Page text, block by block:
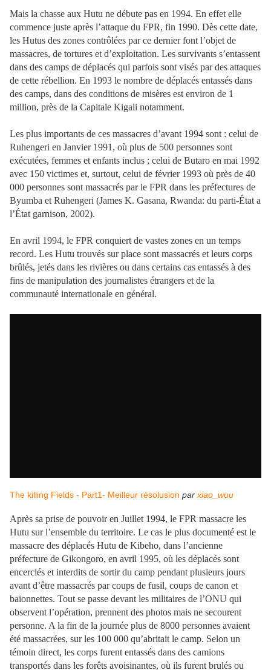
Mais la chasse aux Hutu ne débute pas en 1994. En effet elle
commence juste après l’attaque du FPR, fin 1990. Dès cette date,
les Hutus des zones contrôlées par ce dernier font l’objet de
massacres, de tortures et d’exploitation. Les survivants s’entassent
dans des camps de déplacés qui parfois sont visés par des attaques
de cette rébellion. En 1993 le nombre de déplacés entassés dans
des camps, dans des conditions de misères est environ de 1
million, près de la Capitale Kigali notamment.
Les plus importants de ces massacres d’avant 1994 sont : celui de
Ruhengeri en Janvier 1991, où plus de 500 personnes sont
exécutées, femmes et enfants inclus ; celui de Butaro en mai 1992
avec 150 victimes et, surtout, celui de février 1993 où près de 40
000 personnes sont massacrés par le FPR dans les préfectures de
Byumba et Ruhengeri (James K. Gasana, Rwanda: du parti-État a
l’État garnison, 2002).
En avril 1994, le FPR conquiert de vastes zones en un temps
record. Les Hutu trouvés sur place sont massacrés et leurs corps
brûlés, jetés dans les rivières ou dans certains cas entassés à des
fins de manipulation des journalistes étrangers et de la
communauté internationale en général.
The killing Fields - Part1- Meilleur résolusion par xiao_wuu
Après sa prise de pouvoir en Juillet 1994, le FPR massacre les
Hutu sur l’ensemble du territoire. Le cas le plus documenté est le
massacre des déplacés Hutu de Kibeho, dans l’ancienne
préfecture de Gikongoro, en avril 1995, où les déplacés sont
encerclés et interdits de sortir du camp pendant plusieurs jours
avant d’être massacrés par coups de fusil, coups de canon et
baïonnettes. Tout se passe devant les militaires de l’ONU qui
observent l’opération, prennent des photos mais ne secourent
personne. A la fin de la journée plus de 8000 personnes avaient
été massacrées, sur les 100 000 qu’abritait le camp. Selon un
témoin direct, les corps furent entassés dans des camions
transportés dans les forêts avoisinantes, où ils furent brulés ou